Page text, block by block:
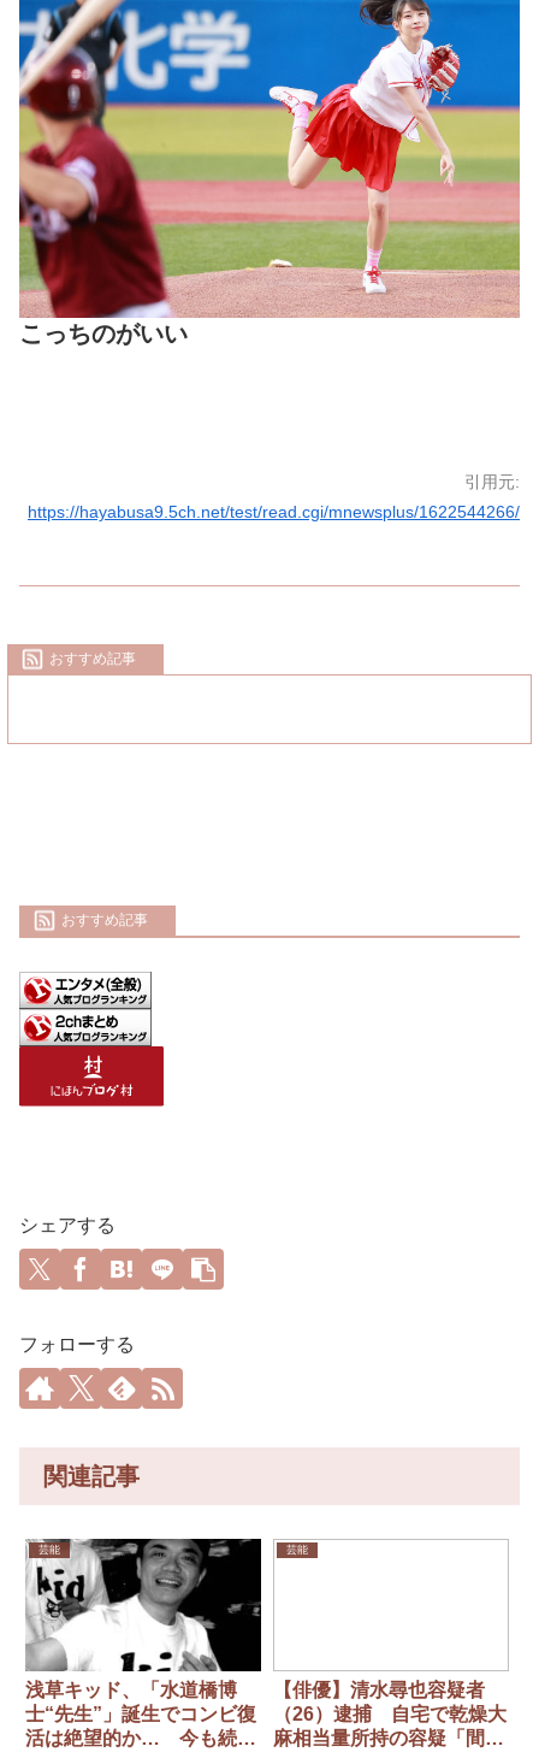
こっちのがいい
引用元:
https://hayabusa9.5ch.net/test/read.cgi/mnewsplus/1622544266/
おすすめ記事
おすすめ記事
シェアする
フォローする
関連記事
芸能
浅草キッド、「水道橋博
士“先生”」誕生でコンビ復
活は絶望的か… 今も続く
芸能
【俳優】清水尋也容疑者
（26）逮捕 自宅で乾燥大
麻相当量所持の容疑「間違